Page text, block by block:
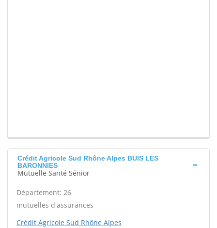
Crédit Agricole Sud Rhône Alpes BUIS LES
BARONNIES
Mutuelle Santé Sénior
Département: 26
mutuelles d'assurances
Crédit Agricole Sud Rhône Alpes